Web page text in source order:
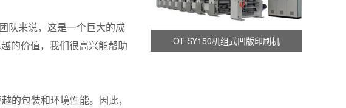
队来说，这是一个巨大的成
的价值，我们很高兴能帮助
的包装和环境性能。因此，
OT-SY150机组式凹版印刷机